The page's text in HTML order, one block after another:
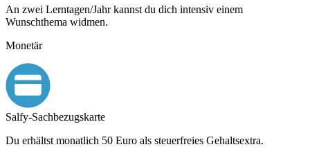
An zwei Lerntagen/Jahr kannst du dich intensiv einem
Wunschthema widmen.
Monetär
Salfy-Sachbezugskarte
Du erhältst monatlich 50 Euro als steuerfreies Gehaltsextra.